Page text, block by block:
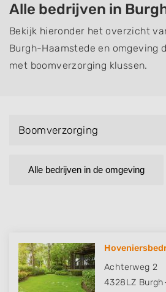
Alle bedrijven in
Bekijk hieronder het overzicht
Burgh-Haamstede en omgeving
met boomverzorging klussen.
Boomverzorging
Alle bedrijven in de omgeving
Achterweg 2
4328LZ